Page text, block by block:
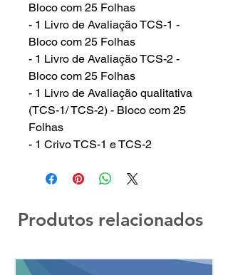
Bloco com 25 Folhas
- 1 Livro de Avaliação TCS-1 -
Bloco com 25 Folhas
- 1 Livro de Avaliação TCS-2 -
Bloco com 25 Folhas
- 1 Livro de Avaliação qualitativa
(TCS-1/ TCS-2) - Bloco com 25
Folhas
- 1 Crivo TCS-1 e TCS-2
Produtos relacionados